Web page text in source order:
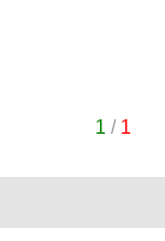
1 / 1